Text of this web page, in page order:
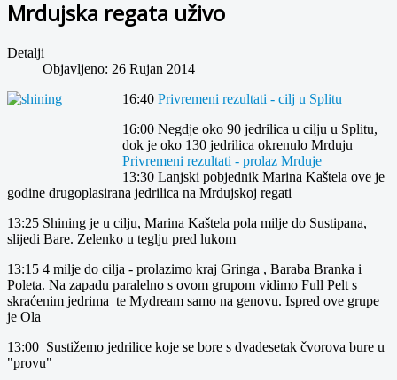
Mrdujska regata uživo
Detalji
Objavljeno: 26 Rujan 2014
16:40 Privremeni rezultati - cilj u Splitu
16:00 Negdje oko 90 jedrilica u cilju u Splitu,
dok je oko 130 jedrilica okrenulo Mrduju
Privremeni rezultati - prolaz Mrduje
13:30 Lanjski pobjednik Marina Kaštela ove je
godine drugoplasirana jedrilica na Mrdujskoj regati
13:25 Shining je u cilju, Marina Kaštela pola milje do Sustipana,
slijedi Bare. Zelenko u teglju pred lukom
13:15 4 milje do cilja - prolazimo kraj Gringa , Baraba Branka i
Poleta. Na zapadu paralelno s ovom grupom vidimo Full Pelt s
skraćenim jedrima te Mydream samo na genovu. Ispred ove grupe
je Ola
13:00 Sustižemo jedrilice koje se bore s dvadesetak čvorova bure u
"provu"